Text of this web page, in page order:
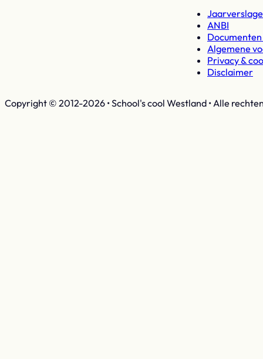
ANBI
Algemene
Privacy &
Disclaimer
Copyright © 2012-2026 • School's cool Westland • Alle